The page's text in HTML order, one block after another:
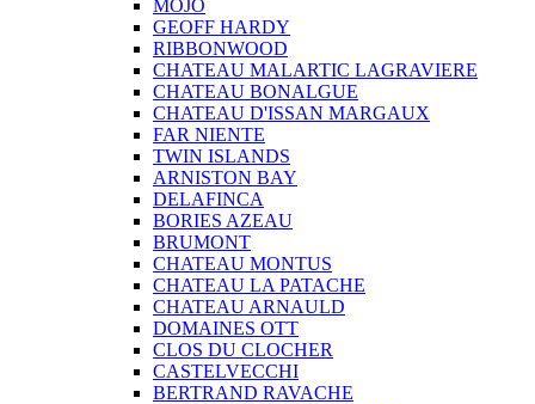
MOJO
GEOFF HARDY
RIBBONWOOD
CHATEAU MALARTIC LAGRAVIERE
CHATEAU BONALGUE
CHATEAU D'ISSAN MARGAUX
FAR NIENTE
TWIN ISLANDS
ARNISTON BAY
DELAFINCA
BORIES AZEAU
BRUMONT
CHATEAU MONTUS
CHATEAU LA PATACHE
CHATEAU ARNAULD
DOMAINES OTT
CLOS DU CLOCHER
CASTELVECCHI
BERTRAND RAVACHE